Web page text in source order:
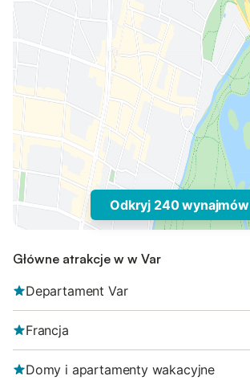
Odkryj 240 wynajmów
Główne atrakcje w w Var
Departament Var
Francja
Domy i apartamenty wakacyjne